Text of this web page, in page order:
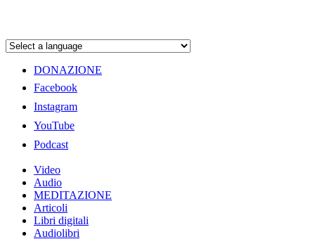
DONAZIONE
Facebook
Instagram
YouTube
Podcast
Video
Audio
MEDITAZIONE
Articoli
Libri digitali
Audiolibri